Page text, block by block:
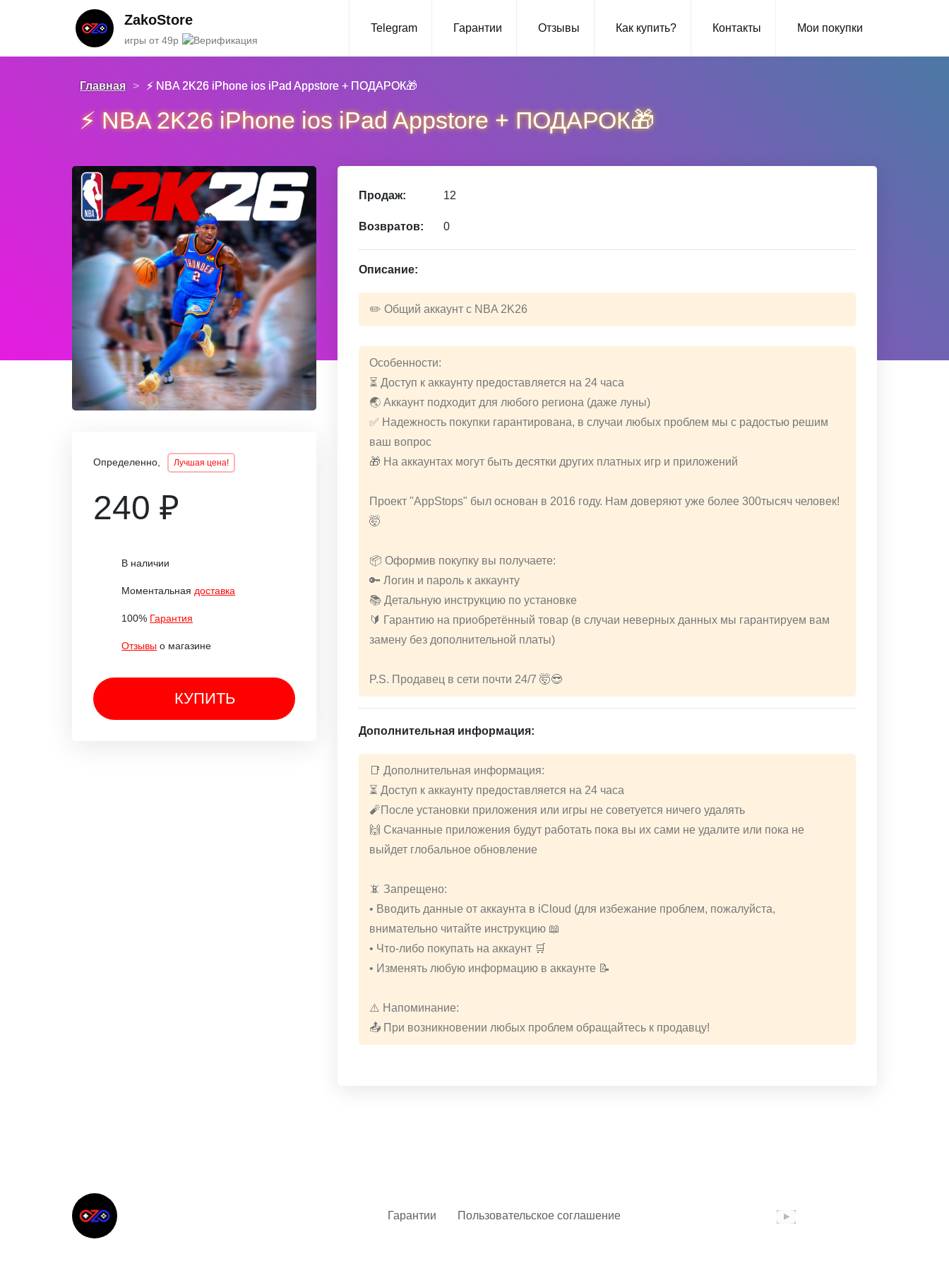
ZakoStore
игры от 49р
Telegram Гарантии Отзывы Как купить? Контакты Мои покупки
Главная > ⚡️ NBA 2K26 iPhone ios iPad Appstore + ПОДАРОК🎁
⚡️ NBA 2K26 iPhone ios iPad Appstore + ПОДАРОК🎁
Определенно, Лучшая цена!
240 ₽
В наличии
Моментальнаядоставка
100% Гарантия
Отзывы о магазине
КУПИТЬ
Продаж: 12
Возвратов: 0
Описание:
✏️ Общий аккаунт с NBA 2K26
Особенности:
⏳ Доступ к аккаунту предоставляется на 24 часа
🌏 Аккаунт подходит для любого региона (даже луны)
✅ Надежность покупки гарантирована, в случаи любых проблем мы с радостью решим
ваш вопрос
🎁 На аккаунтах могут быть десятки других платных игр и приложений
Проект "AppStops" был основан в 2016 году. Нам доверяют уже более 300тысяч человек!
🤯
📦 Оформив покупку вы получаете:
🔑 Логин и пароль к аккаунту
📚 Детальную инструкцию по установке
🔰 Гарантию на приобретённый товар (в случаи неверных данных мы гарантируем вам
замену без дополнительной платы)
P.S. Продавец в сети почти 24/7 🤯😎
Дополнительная информация:
📑 Дополнительная информация:
⏳ Доступ к аккаунту предоставляется на 24 часа
🧨После установки приложения или игры не советуется ничего удалять
🙌 Скачанные приложения будут работать пока вы их сами не удалите или пока не
выйдет глобальное обновление
📵 Запрещено:
• Вводить данные от аккаунта в iCloud (для избежание проблем, пожалуйста,
внимательно читайте инструкцию 📖
• Что-либо покупать на аккаунт 🛒
• Изменять любую информацию в аккаунте 📝
⚠️ Напоминание:
📤 При возникновении любых проблем обращайтесь к продавцу!
Гарантии Пользовательское соглашение